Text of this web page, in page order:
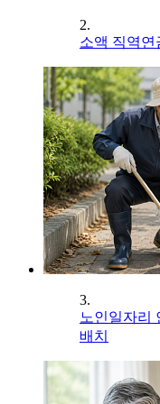
2.
소액 직역연
3.
노인일자리
배치